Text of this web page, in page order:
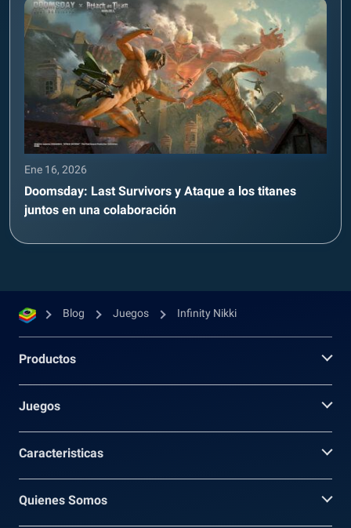
Ene 16, 2026
Doomsday: Last Survivors y Ataque a los titanes
juntos en una colaboración
Blog Juegos Infinity Nikki
Productos
Juegos
Caracteristicas
Quienes Somos